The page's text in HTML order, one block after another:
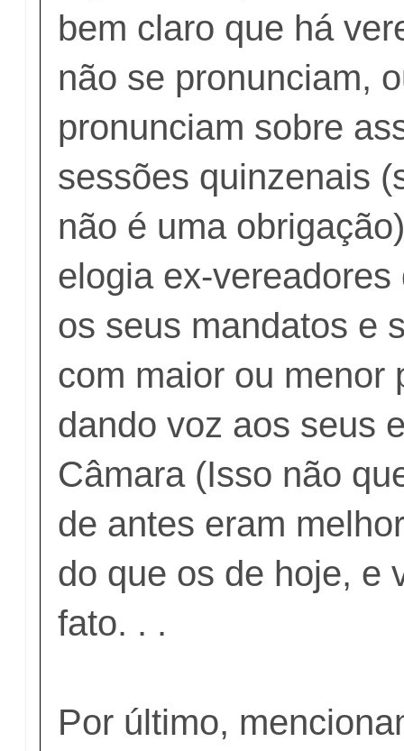
bem claro que há
não se pronunciam,
pronunciam sobre
sessões quinzenais
não é uma
elogia ex-
os seus mandatos e
com maior ou menor
dando voz aos seus
Câmara (Isso não
de antes eram
do que os de hoje, e
fato. . .
Por último,